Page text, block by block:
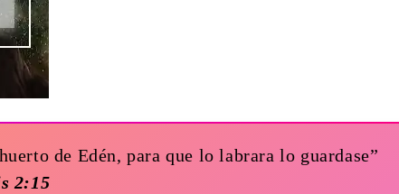
de Edén, para que lo labrara lo guardase”
2:15